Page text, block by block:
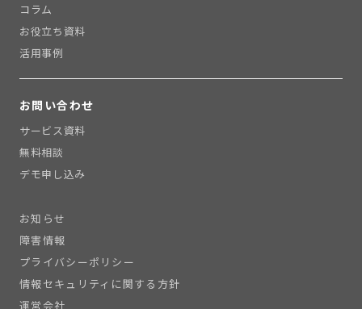
コラム
お役立ち資料
活用事例
お問い合わせ
サービス資料
無料相談
デモ申し込み
お知らせ
障害情報
プライバシーポリシー
情報セキュリティに関する方針
運営会社